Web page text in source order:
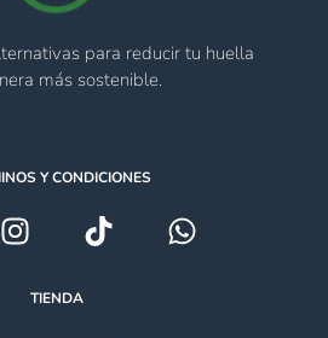
para reducir tu huella
más sostenible.
Y CONDICIONES
TIENDA